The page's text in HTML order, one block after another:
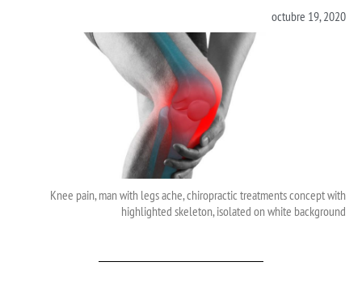
octubre 19, 2020
Knee pain, man with legs ache, chiropractic treatments concept with
highlighted skeleton, isolated on white background